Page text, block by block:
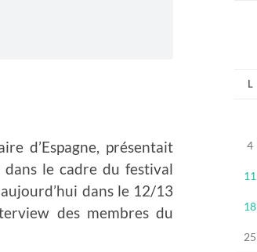
d’Espagne, présentait
le cadre du festival
dans le 12/13
des membres du
L
4
11
18
25